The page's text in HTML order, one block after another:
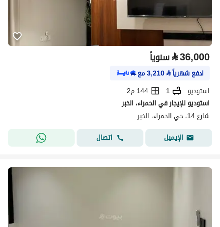
⃁36,000 سنوياً
ادفع شهرياً⃁
3,210مع
استوديو
1
144 م2
استوديو للإيجار في الحمراء، الخبر
شارع 14، حي الحمراء، الخبر
الإيميل
اتصال